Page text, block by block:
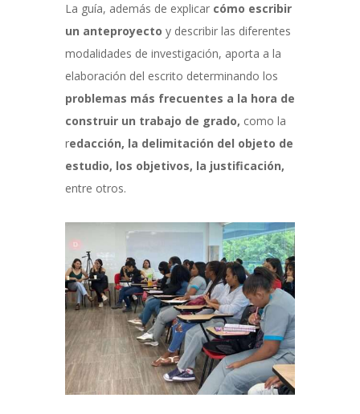
La guía, además de explicarcómo escribir
un anteproyecto y describir las diferentes
modalidades de investigación, aporta a la
elaboración del escrito determinando los
problemas más frecuentes a la hora de
construir un trabajo de grado, como la
redacción, la delimitación del objeto de
estudio, los objetivos, la justificación,
entre otros.